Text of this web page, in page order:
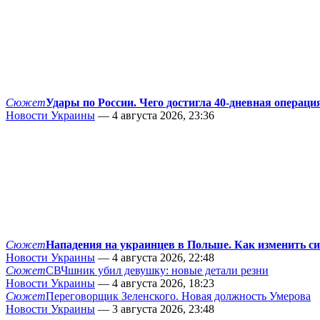
СюжетУдары по России. Чего достигла 40-дневная
Новости Украины — 4 августа 2026, 23:36
СюжетНападения на украинцев в Польше. Как изменить
Новости Украины — 4 августа 2026, 22:48
СюжетСВЧшник убил девушку: новые детали резни
Новости Украины — 4 августа 2026, 18:23
СюжетПереговорщик Зеленского. Новая должность Умерова
Новости Украины — 3 августа 2026, 23:48